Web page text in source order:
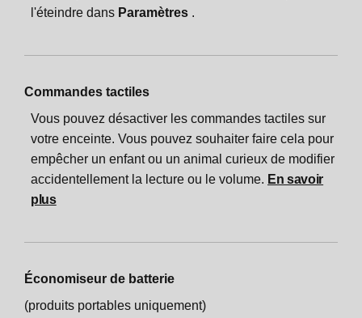
l'éteindre dans Paramètres .
Commandes tactiles
Vous pouvez désactiver les commandes tactiles sur
votre enceinte. Vous pouvez souhaiter faire cela pour
empêcher un enfant ou un animal curieux de modifier
accidentellement la lecture ou le volume. En savoir
plus
Économiseur de batterie
(produits portables uniquement)